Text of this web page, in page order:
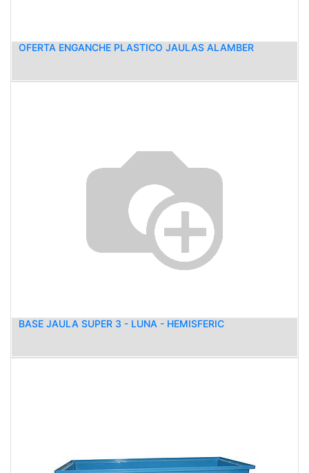
OFERTA ENGANCHE PLASTICO JAULAS ALAMBER
BASE JAULA SUPER 3 - LUNA - HEMISFERIC